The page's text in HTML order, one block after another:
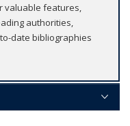
valuable features,
authorities,
date bibliographies